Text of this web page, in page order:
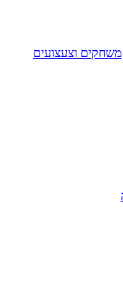
משחקים וצעצועים